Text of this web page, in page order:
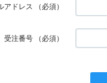
アドレス （必須）
受注番号 （必須）